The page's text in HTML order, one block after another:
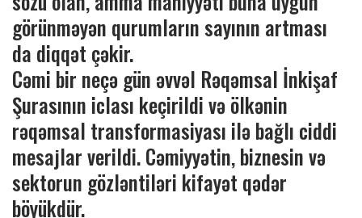
görünməyən qurumların sayının artması
da diqqət çəkir.
Cəmi bir neçə gün əvvəl Rəqəmsal İnkişaf
Şurasının iclası keçirildi və ölkənin
rəqəmsal transformasiyası ilə bağlı ciddi
mesajlar verildi. Cəmiyyətin, biznesin və
sektorun gözləntiləri kifayət qədər
böyükdür.